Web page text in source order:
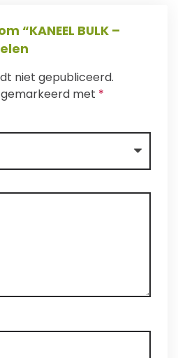
“KANEEL BULK –
niet gepubliceerd.
met *